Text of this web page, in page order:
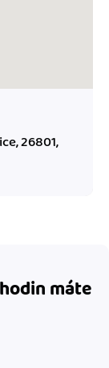
26801,
máte